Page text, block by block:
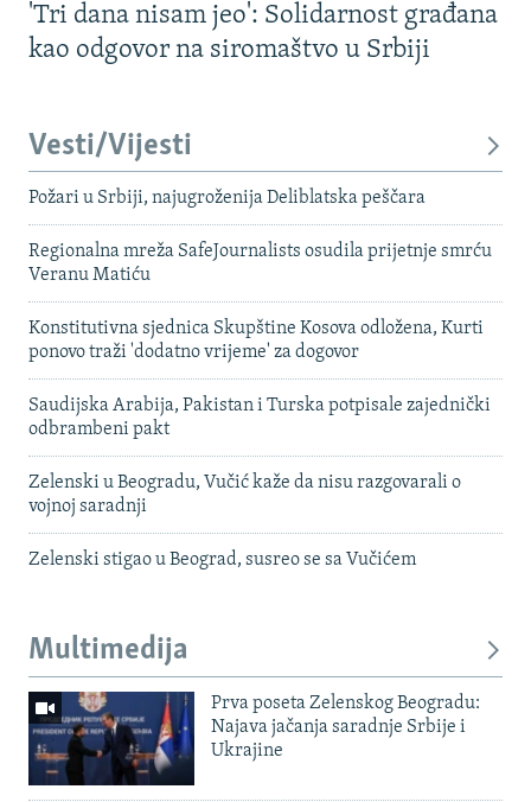
'Tri dana nisam jeo': Solidarnost građana
kao odgovor na siromaštvo u Srbiji
Vesti/Vijesti
Požari u Srbiji, najugroženija Deliblatska peščara
Regionalna mreža SafeJournalists osudila prijetnje smrću
Veranu Matiću
Konstitutivna sjednica Skupštine Kosova odložena, Kurti
ponovo traži 'dodatno vrijeme' za dogovor
Saudijska Arabija, Pakistan i Turska potpisale zajednički
odbrambeni pakt
Zelenski u Beogradu, Vučić kaže da nisu razgovarali o
vojnoj saradnji
Zelenski stigao u Beograd, susreo se sa Vučićem
Multimedija
Prva poseta Zelenskog Beogradu:
Najava jačanja saradnje Srbije i
Ukrajine